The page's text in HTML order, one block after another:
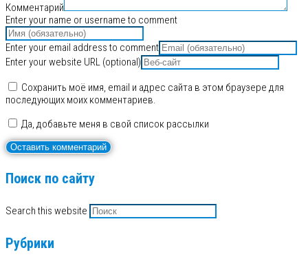
Комментарий
Enter your name or username to comment
Enter your email address to comment
Enter your website URL (optional)
Сохранить моё имя, email и адрес сайта в этом браузере для
последующих моих комментариев.
Да, добавьте меня в свой список рассылки
Поиск по сайту
Search this website
Рубрики